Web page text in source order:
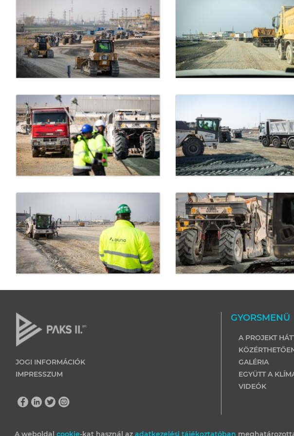
A weboldal cookie-kat használ az adatkezelési tájékoztatóban
JOGI INFORMÁCIÓK
IMPRESSZUM
GYORSMENÜ
A PROJEKT
GALÉRIA
EGYÜTT A
VIDEÓK